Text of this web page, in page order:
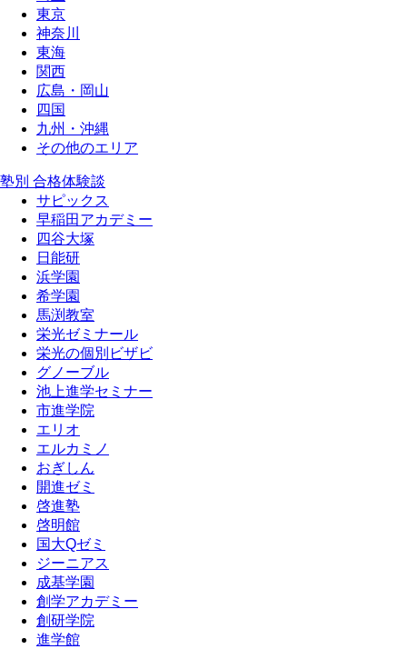
東京
神奈川
東海
関西
広島・岡山
四国
九州・沖縄
その他のエリア
塾別 合格体験談
サピックス
早稲田アカデミー
四谷大塚
日能研
浜学園
希学園
馬渕教室
栄光ゼミナール
栄光の個別ビザビ
グノーブル
池上進学セミナー
市進学院
エリオ
エルカミノ
おぎしん
開進ゼミ
啓進塾
啓明館
国大Qゼミ
ジーニアス
成基学園
創学アカデミー
創研学院
進学館